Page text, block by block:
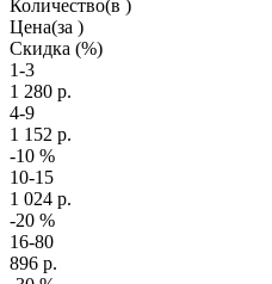
Количество(в )
Цена(за )
Скидка (%)
1-3
1 280 р.
4-9
1 152 р.
-10 %
10-15
1 024 р.
-20 %
16-80
896 р.